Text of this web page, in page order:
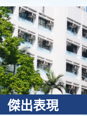
傑出表現